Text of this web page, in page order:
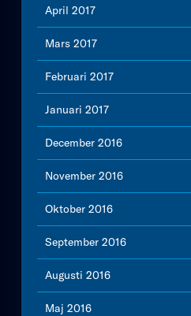
April 2017
Mars 2017
Februari 2017
Januari 2017
December 2016
November 2016
Oktober 2016
September 2016
Augusti 2016
Maj 2016